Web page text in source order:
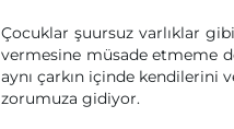
Çocuklar şuursuz varlıklar
vermesine müsade etmeme
aynı çarkın içinde kendilerini
zorumuza gidiyor.